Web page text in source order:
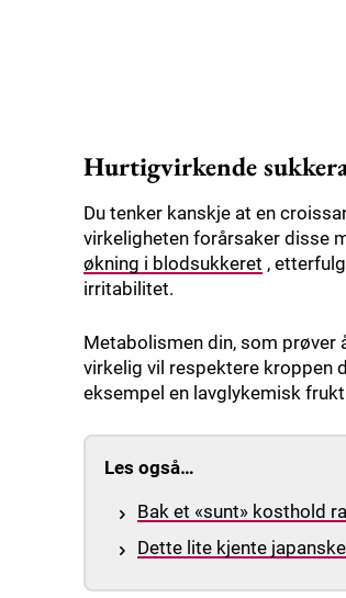
Hurtigvirkende
Du tenker kanskje at en
virkeligheten forårsaker disse
økning i blodsukkeret ,
irritabilitet.
Metabolismen din, som prøver
virkelig vil respektere kroppen
eksempel en lavglykemisk
Les også…
Bak et «sunt» kosthold
Dette lite kjente